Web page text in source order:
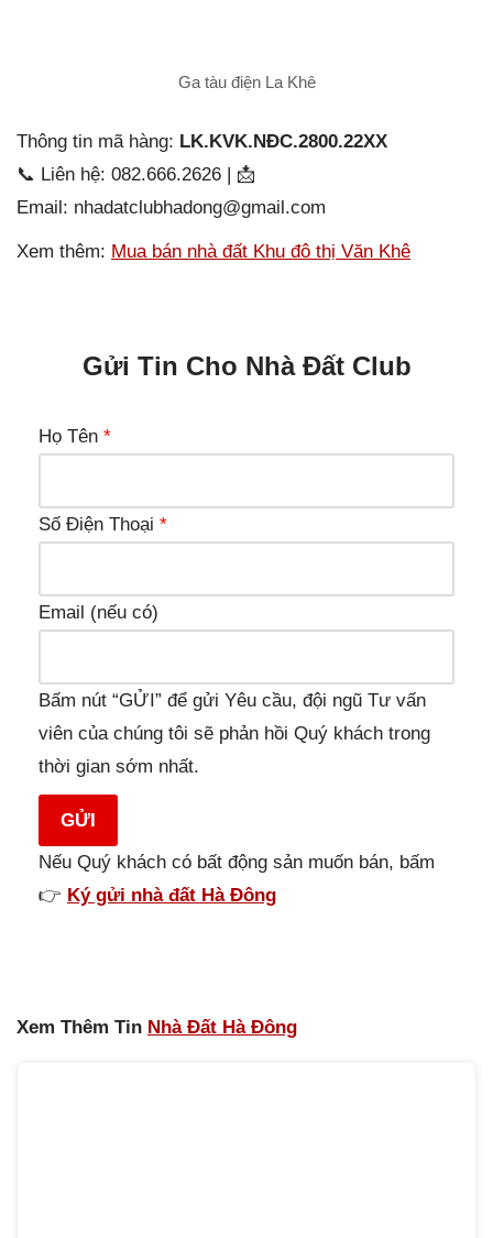
Ga tàu điện La Khê
Thông tin mã hàng: LK.KVK.NĐC.2800.22XX
📞 Liên hệ: 082.666.2626 | 📩
Email: nhadatclubhadong@gmail.com
Xem thêm: Mua bán nhà đất Khu đô thị Văn Khê
Gửi Tin Cho Nhà Đất Club
Họ Tên *
Số Điện Thoại *
Email (nếu có)
Bấm nút “GỬI” để gửi Yêu cầu, đội ngũ Tư vấn
viên của chúng tôi sẽ phản hồi Quý khách trong
thời gian sớm nhất.
GỬI
Nếu Quý khách có bất động sản muốn bán, bấm
👉 Ký gửi nhà đất Hà Đông
Xem Thêm Tin Nhà Đất Hà Đông